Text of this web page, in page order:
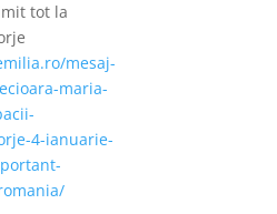
tot la
mesaj-
maria-
4-ianuarie-